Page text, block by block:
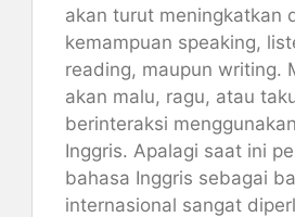
akan turut meningkatkan
kemampuan speaking,
reading, maupun writing.
akan malu, ragu, atau
berinteraksi
Inggris. Apalagi saat ini
bahasa Inggris sebagai
internasional sangat